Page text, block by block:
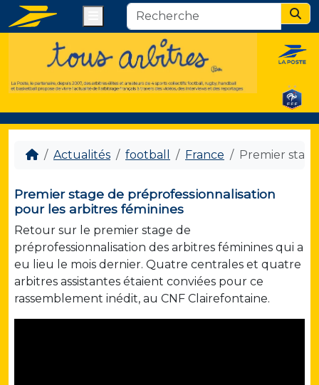
Actualités football France Premier
Premier stage de préprofessionnalisation
pour les arbitres féminines
Retour sur le premier stage de
préprofessionnalisation des arbitres féminines qui a
eu lieu le mois dernier. Quatre centrales et quatre
arbitres assistantes étaient conviées pour ce
rassemblement inédit, au CNF Clairefontaine.